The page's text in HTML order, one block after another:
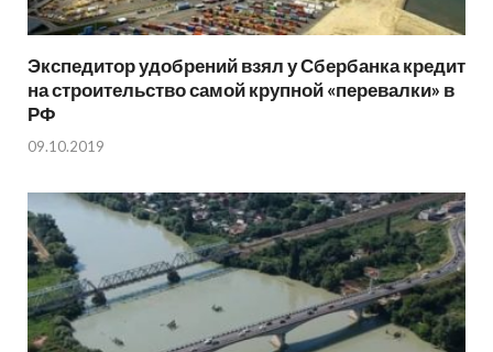
Экспедитор удобрений взял у Сбербанка кредит
на строительство самой крупной «перевалки» в
РФ
09.10.2019